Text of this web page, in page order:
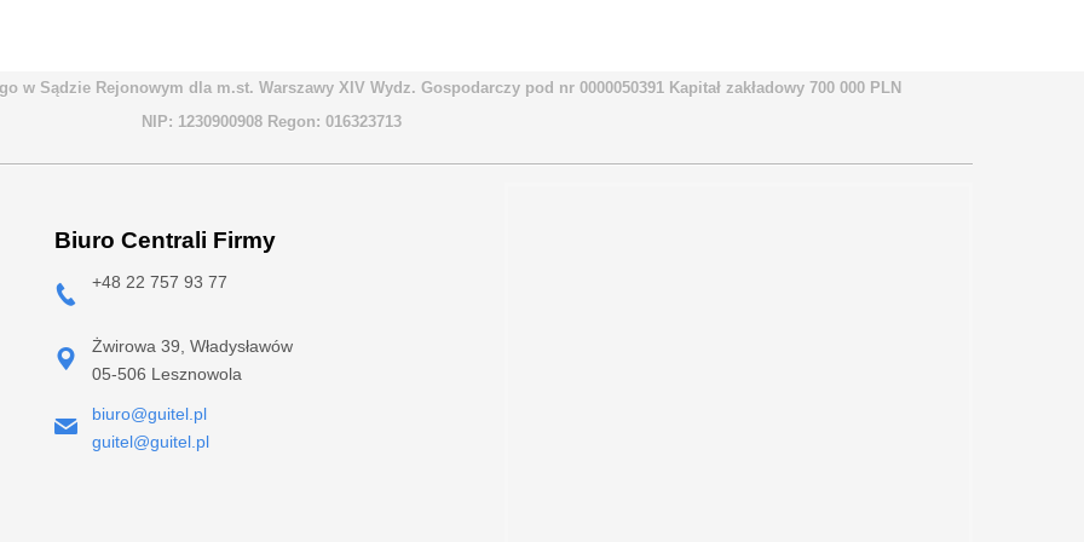
w Sądzie Rejonowym dla m.st. Warszawy XIV Wydz. Gospodarczy pod nr 0000050391 Kapitał zakładowy 700 000 PLN
NIP: 1230900908 Regon: 016323713
Biuro Centrali Firmy
+48 22 757 93 77
Żwirowa 39, Władysławów
05-506 Lesznowola
biuro@guitel.pl
guitel@guitel.pl